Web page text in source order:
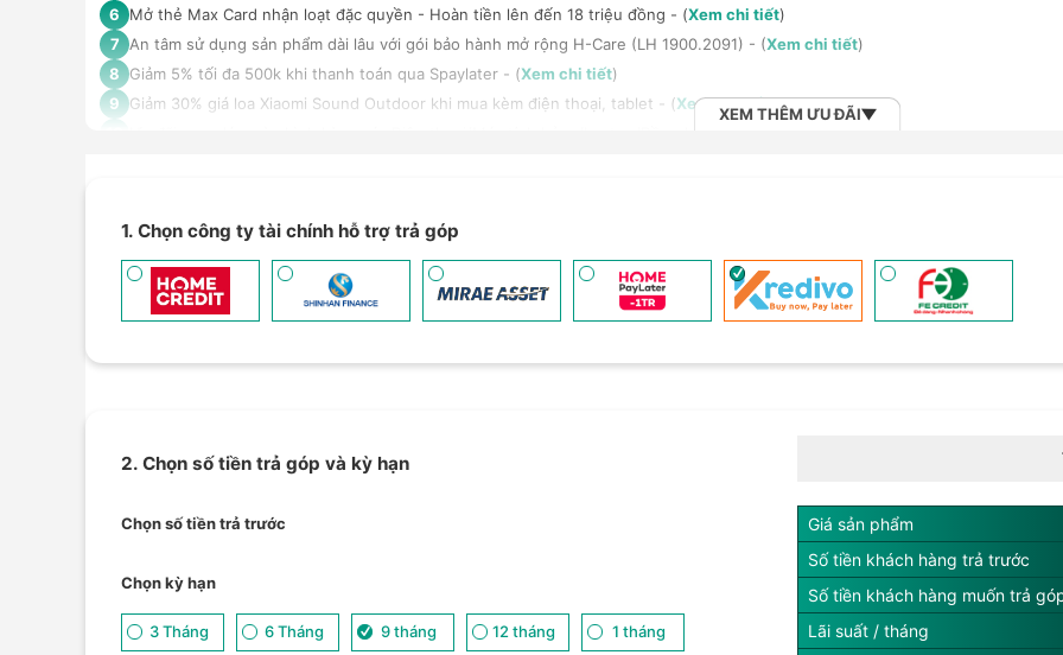
6
Mở thẻ Max Card nhận loạt đặc quyền - Hoàn tiền lên đến 18 triệu đồng - (Xem chi tiết)
7 An tâm sử dụng sản phẩm dài lâu với gói bảo hành mở rộng H-Care (LH 1900.2091) - (Xem chi tiết)
8
Giảm 5% tối đa 500k khi thanh toán qua Spaylater - (Xem chi tiết)
9
Giảm 30% giá loa Xiaomi Sound Outdoor khi mua kèm điện thoại, tablet - (Xem chi tiết)
13
Giảm tới 500.000đ khi thanh toán qua Homepaylater - (
XEM THÊM ƯU ĐÃI
1. Chọn công ty tài chính hỗ trợ trả góp
2. Chọn số tiền trả góp và kỳ hạn
Chọn số tiền trả trước
Chọn kỳ hạn
3 Tháng 6 Tháng 9 tháng 12 tháng 1 tháng
Giá sản phẩm
Số tiền khách hàng trả trước
Số tiền khách hàng muốn trả
Lãi suất / tháng